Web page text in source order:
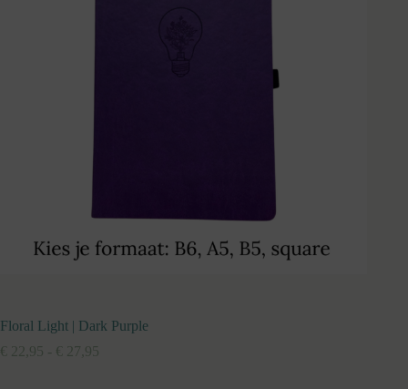
Floral Light | Dark Purple
€
22,95 - € 27,95